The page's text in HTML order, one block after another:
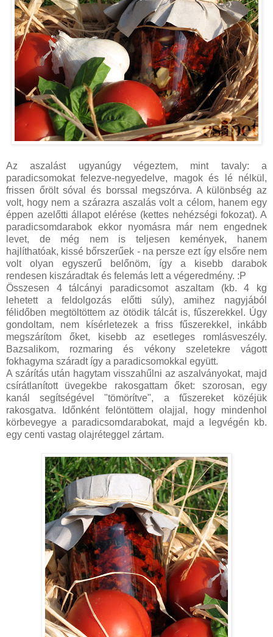
Az aszalást ugyanúgy végeztem, mint tavaly: a
paradicsomokat felezve-negyedelve, magok és lé nélkül,
frissen őrölt sóval és borssal megszórva. A különbség az
volt, hogy nem a szárazra aszalás volt a célom, hanem egy
éppen azelőtti állapot elérése (kettes nehézségi fokozat). A
paradicsomdarabok ekkor nyomásra már nem engednek
levet, de még nem is teljesen kemények, hanem
hajlíthatóak, kissé bőrszerűek - na persze ezt így elsőre nem
volt olyan egyszerű belőnöm, így a kisebb darabok
rendesen kiszáradtak és felemás lett a végeredmény. :P
Összesen 4 tálcányi paradicsomot aszaltam (kb. 4 kg
lehetett a feldolgozás előtti súly), amihez nagyjából
félidőben megtöltöttem az ötödik tálcát is, fűszerekkel. Úgy
gondoltam, nem kísérletezek a friss fűszerekkel, inkább
megszárítom őket, kisebb az esetleges romlásveszély.
Bazsalikom, rozmaring és vékony szeletekre vágott
fokhagyma száradt így a paradicsomokkal együtt.
A szárítás után hagytam visszahűlni az aszalványokat, majd
csírátlanított üvegekbe rakosgattam őket: szorosan, egy
kanál segítségével "tömörítve", a fűszereket közéjük
rakosgatva. Időnként felöntöttem olajjal, hogy mindenhol
körbevegye a paradicsomdarabokat, majd a legvégén kb.
egy centi vastag olajréteggel zártam.